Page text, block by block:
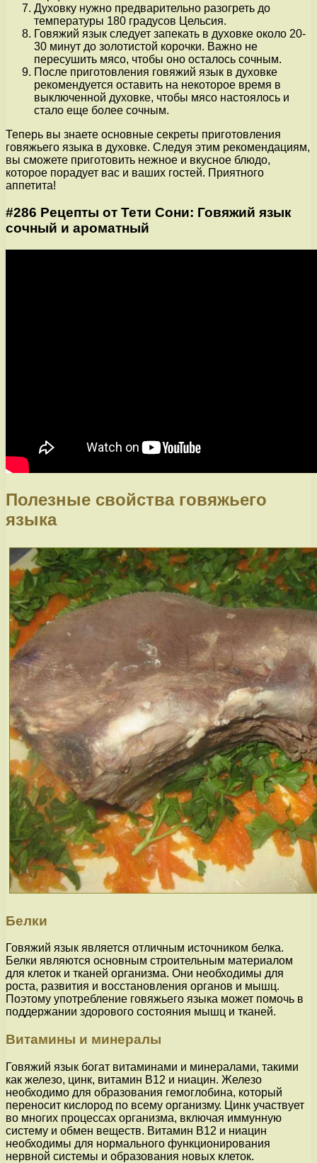
Духовку нужно предварительно разогреть до
температуры 180 градусов Цельсия.
Говяжий язык следует запекать в духовке около 20-
30 минут до золотистой корочки. Важно не
пересушить мясо, чтобы оно осталось сочным.
После приготовления говяжий язык в духовке
рекомендуется оставить на некоторое время в
выключенной духовке, чтобы мясо настоялось и
стало еще более сочным.
Теперь вы знаете основные секреты приготовления
говяжьего языка в духовке. Следуя этим рекомендациям,
вы сможете приготовить нежное и вкусное блюдо,
которое порадует вас и ваших гостей. Приятного
аппетита!
#286 Рецепты от Тети Сони: Говяжий язык
сочный и ароматный
Полезные свойства говяжьего
языка
Белки
Говяжий язык является отличным источником белка.
Белки являются основным строительным материалом
для клеток и тканей организма. Они необходимы для
роста, развития и восстановления органов и мышц.
Поэтому употребление говяжьего языка может помочь в
поддержании здорового состояния мышц и тканей.
Витамины и минералы
Говяжий язык богат витаминами и минералами, такими
как железо, цинк, витамин В12 и ниацин. Железо
необходимо для образования гемоглобина, который
переносит кислород по всему организму. Цинк участвует
во многих процессах организма, включая иммунную
систему и обмен веществ. Витамин В12 и ниацин
необходимы для нормального функционирования
нервной системы и образования новых клеток.